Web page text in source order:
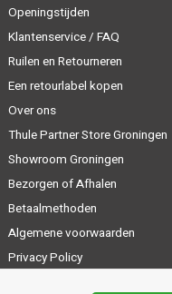
Openingstijden
Klantenservice / FAQ
Ruilen en Retourneren
Een retourlabel kopen
Over ons
Thule Partner Store Groningen
Showroom Groningen
Bezorgen of Afhalen
Betaalmethoden
Algemene voorwaarden
Privacy Policy